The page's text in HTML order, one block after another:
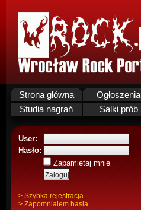
Strona główna Ogłoszenia
Studia nagrań
Salki prób
User:
Hasło:
Zapamiętaj mnie
> Szybka rejestracja
> Zapomnialem hasla